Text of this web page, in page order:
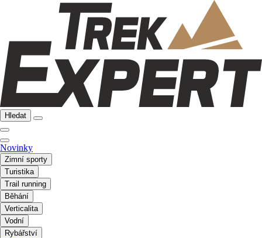
Hledat
Novinky
Zimní sporty
Turistika
Trail running
Běhání
Verticalita
Vodní
Rybářství